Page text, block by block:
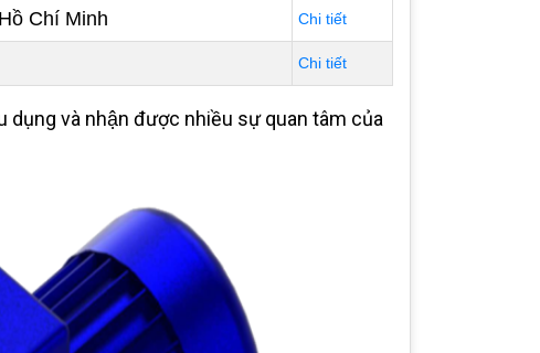
Chí Minh Chi tiết
Chi tiết
dụng và nhận được nhiều sự quan tâm của